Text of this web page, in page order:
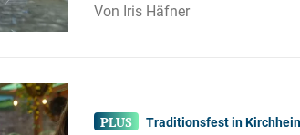
Iris Häfner
Traditionsfest in